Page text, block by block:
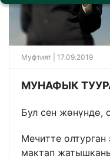
Муфтият | 17.09.2019
МУНАФЫК
Бул сен жөнүндө,
Мечитте
мактап